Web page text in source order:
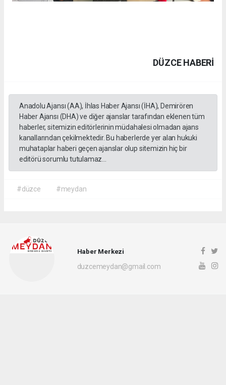
DÜZCE HABERİ
Anadolu Ajansı (AA), İhlas Haber Ajansı (İHA), Demirören
Haber Ajansı (DHA) ve diğer ajanslar tarafından eklenen tüm
haberler, sitemizin editörlerinin müdahalesi olmadan ajans
kanallarından çekilmektedir. Bu haberlerde yer alan hukuki
muhataplar haberi geçen ajanslar olup sitemizin hiç bir
editörü sorumlu tutulamaz...
#düzce #meydan
Haber Merkezi
duzcemeydan@gmail.com